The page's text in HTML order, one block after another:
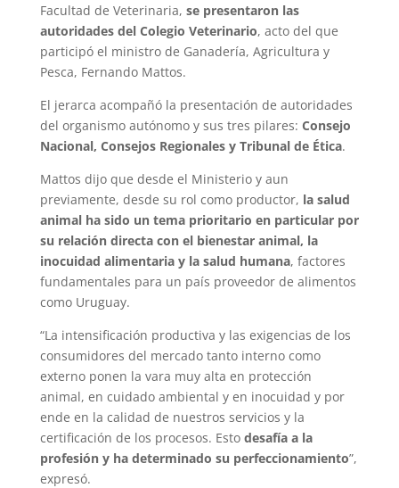
Facultad de Veterinaria, se presentaron las
autoridades del Colegio Veterinario, acto del que
participó el ministro de Ganadería, Agricultura y
Pesca, Fernando Mattos.
El jerarca acompañó la presentación de autoridades
del organismo autónomo y sus tres pilares: Consejo
Nacional, Consejos Regionales y Tribunal de Ética.
Mattos dijo que desde el Ministerio y aun
previamente, desde su rol como productor, la salud
animal ha sido un tema prioritario en particular por
su relación directa con el bienestar animal, la
inocuidad alimentaria y la salud humana, factores
fundamentales para un país proveedor de alimentos
como Uruguay.
“La intensificación productiva y las exigencias de los
consumidores del mercado tanto interno como
externo ponen la vara muy alta en protección
animal, en cuidado ambiental y en inocuidad y por
ende en la calidad de nuestros servicios y la
certificación de los procesos. Esto desafía a la
profesión y ha determinado su perfeccionamiento”,
expresó.